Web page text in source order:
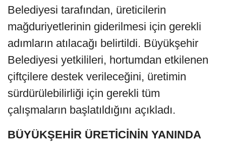
Belediyesi tarafından, üreticilerin
mağduriyetlerinin giderilmesi için gerekli
adımların atılacağı belirtildi. Büyükşehir
Belediyesi yetkilileri, hortumdan etkilenen
çiftçilere destek verileceğini, üretimin
sürdürülebilirliği için gerekli tüm
çalışmaların başlatıldığını açıkladı.
BÜYÜKŞEHİR ÜRETİCİNİN YANINDA